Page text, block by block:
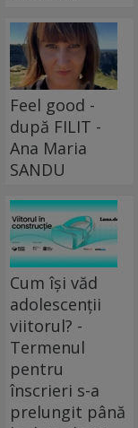
Feel good -
după FILIT -
Ana Maria
SANDU
Cum își văd
adolescenții
viitorul? -
Termenul
pentru
înscrieri s-a
prelungit până